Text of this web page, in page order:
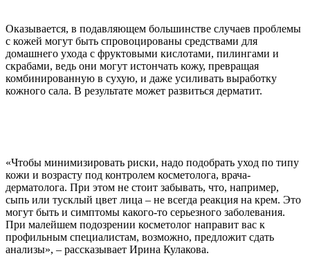
Оказывается, в подавляющем большинстве случаев проблемы
с кожей могут быть спровоцированы средствами для
домашнего ухода с фруктовыми кислотами, пилингами и
скрабами, ведь они могут истончать кожу, превращая
комбинированную в сухую, и даже усиливать выработку
кожного сала. В результате может развиться дерматит.
«Чтобы минимизировать риски, надо подобрать уход по типу
кожи и возрасту под контролем косметолога, врача-
дерматолога. При этом не стоит забывать, что, например,
сыпь или тусклый цвет лица – не всегда реакция на крем. Это
могут быть и симптомы какого-то серьезного заболевания.
При малейшем подозрении косметолог направит вас к
профильным специалистам, возможно, предложит сдать
анализы», – рассказывает Ирина Кулакова.